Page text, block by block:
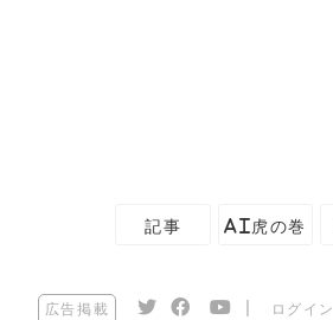
記事 AI虎の巻
広告掲載 ログイン